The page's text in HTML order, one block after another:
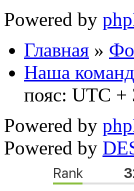
Powered by
Главная »
Наша
пояс: UTC +
Powered by
Powered by